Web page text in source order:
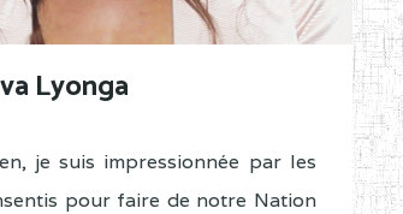
Lyonga
je suis impressionnée par les
pour faire de notre Nation